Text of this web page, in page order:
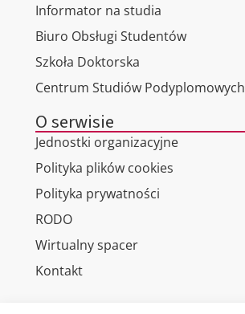
Informator na studia
Biuro Obsługi Studentów
Szkoła Doktorska
Centrum Studiów Podyplomowych
O serwisie
Jednostki organizacyjne
Polityka plików cookies
Polityka prywatności
RODO
Wirtualny spacer
Kontakt